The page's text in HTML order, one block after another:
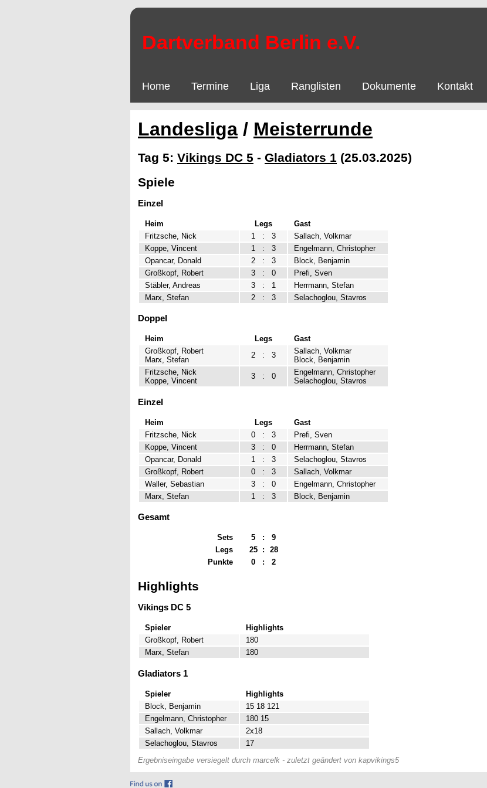
Dartverband Berlin e.V.
Home Termine Liga Ranglisten Dokumente Kontakt
Landesliga / Meisterrunde
Tag 5: Vikings DC 5 - Gladiators 1 (25.03.2025)
Spiele
Einzel
Heim Legs
Gast
Fritzsche, Nick
1 : 3
Sallach, Volkmar
Koppe, Vincent
1 : 3
Engelmann, Christopher
Opancar, Donald
2 : 3
Block, Benjamin
Großkopf, Robert
3 : 0
Prefi, Sven
Stäbler, Andreas
3 : 1
Herrmann, Stefan
Marx, Stefan
2 : 3 Selachoglou, Stavros
Doppel
Heim Legs
Gast
Großkopf, Robert
Marx, Stefan
2 : 3
Sallach, Volkmar
Block, Benjamin
Fritzsche, Nick
Koppe, Vincent
3 : 0
Engelmann, Christopher
Selachoglou, Stavros
Einzel
Heim Legs
Gast
Fritzsche, Nick
0 : 3
Prefi, Sven
Koppe, Vincent
3 : 0
Herrmann, Stefan
Opancar, Donald
1 : 3
Selachoglou, Stavros
Großkopf, Robert
0 : 3
Sallach, Volkmar
Waller, Sebastian
3 : 0
Engelmann, Christopher
Marx, Stefan
1 : 3 Block, Benjamin
Gesamt
Sets 5 :
9
Legs
25 :
28
Punkte
0 : 2
Highlights
Vikings DC 5
Spieler
Highlights
Großkopf, Robert
180
Marx, Stefan
180
Gladiators 1
Spieler
Highlights
Block, Benjamin
15 18 121
Engelmann, Christopher
180 15
Sallach, Volkmar
2x18
Selachoglou, Stavros
17
Ergebniseingabe versiegelt durch marcelk - zuletzt geändert von kapvikings5